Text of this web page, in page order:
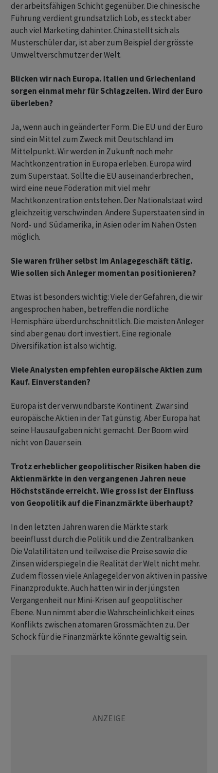
der arbeitsfähigen Schicht gegenüber. Die chinesische
Führung verdient grundsätzlich Lob, es steckt aber
auch viel Marketing dahinter. China stellt sich als
Musterschüler dar, ist aber zum Beispiel der grösste
Umweltverschmutzer der Welt.
Blicken wir nach Europa. Italien und Griechenland
sorgen einmal mehr für Schlagzeilen. Wird der Euro
überleben?
Ja, wenn auch in geänderter Form. Die EU und der Euro
sind ein Mittel zum Zweck mit Deutschland im
Mittelpunkt. Wir werden in Zukunft noch mehr
Machtkonzentration in Europa erleben. Europa wird
zum Superstaat. Sollte die EU auseinanderbrechen,
wird eine neue Föderation mit viel mehr
Machtkonzentration entstehen. Der Nationalstaat wird
gleichzeitig verschwinden. Andere Superstaaten sind in
Nord- und Südamerika, in Asien oder im Nahen Osten
möglich.
Sie waren früher selbst im Anlagegeschäft tätig.
Wie sollen sich Anleger momentan positionieren?
Etwas ist besonders wichtig: Viele der Gefahren, die wir
angesprochen haben, betreffen die nördliche
Hemisphäre überdurchschnittlich. Die meisten Anleger
sind aber genau dort investiert. Eine regionale
Diversifikation ist also wichtig.
Viele Analysten empfehlen europäische Aktien zum
Kauf. Einverstanden?
Europa ist der verwundbarste Kontinent. Zwar sind
europäische Aktien in der Tat günstig. Aber Europa hat
seine Hausaufgaben nicht gemacht. Der Boom wird
nicht von Dauer sein.
Trotz erheblicher geopolitischer Risiken haben die
Aktienmärkte in den vergangenen Jahren neue
Höchststände erreicht. Wie gross ist der Einfluss
von Geopolitik auf die Finanzmärkte überhaupt?
In den letzten Jahren waren die Märkte stark
beeinflusst durch die Politik und die Zentralbanken.
Die Volatilitäten und teilweise die Preise sowie die
Zinsen widerspiegeln die Realität der Welt nicht mehr.
Zudem flossen viele Anlagegelder von aktiven in passive
Finanzprodukte. Auch hatten wir in der jüngsten
Vergangenheit nur Mini-Krisen auf geopolitischer
Ebene. Nun nimmt aber die Wahrscheinlichkeit eines
Konflikts zwischen atomaren Grossmächten zu. Der
Schock für die Finanzmärkte könnte gewaltig sein.